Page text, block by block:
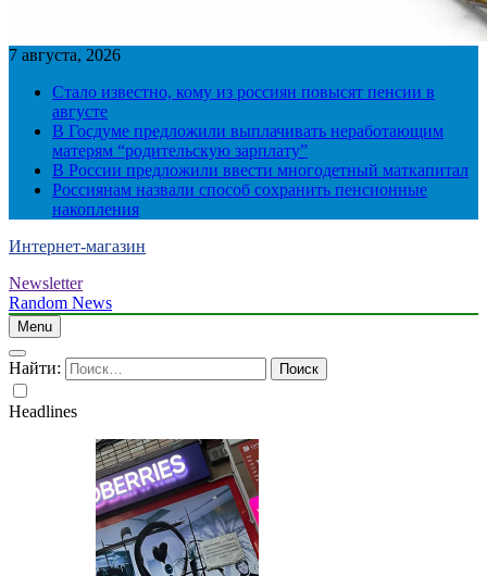
7 августа, 2026
Стало известно, кому из россиян повысят пенсии в
августе
В Госдуме предложили выплачивать неработающим
матерям “родительскую зарплату”
В России предложили ввести многодетный маткапитал
Россиянам назвали способ сохранить пенсионные
накопления
Интернет-магазин
Newsletter
Random News
Menu
Найти:
Headlines